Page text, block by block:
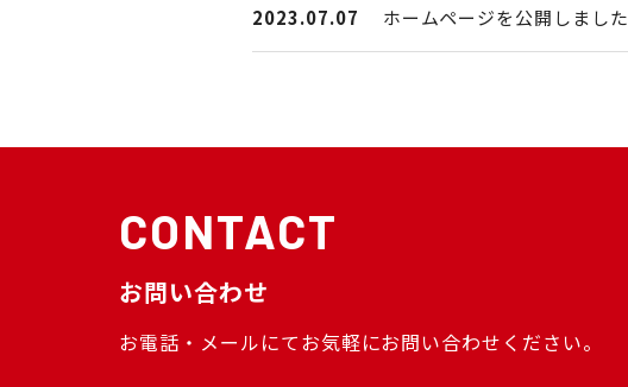
2023.07.07 ホームページを公開しました
CONTACT
お問い合わせ
お電話・メールにてお気軽にお問い合わせください。